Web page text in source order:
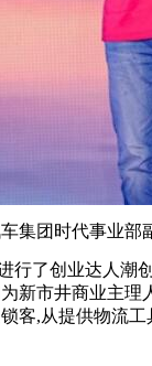
车集团时代事业
行了创业达人潮
新市井商业主
客,从提供物流